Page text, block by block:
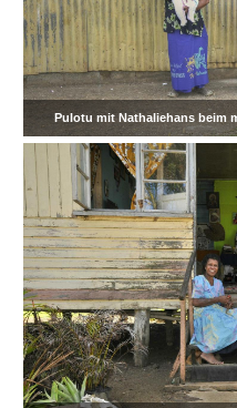
Pulotu mit Nathaliehans beim